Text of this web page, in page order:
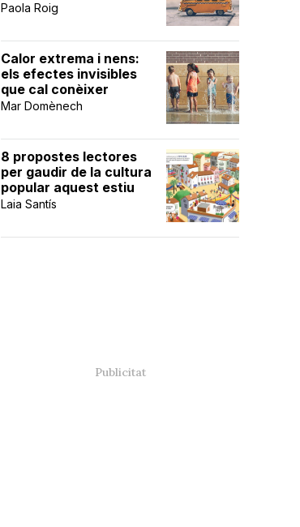
Paola Roig
Calor extrema i nens:
els efectes invisibles
que cal conèixer
Mar Domènech
8 propostes lectores
per gaudir de la cultura
popular aquest estiu
Laia Santís